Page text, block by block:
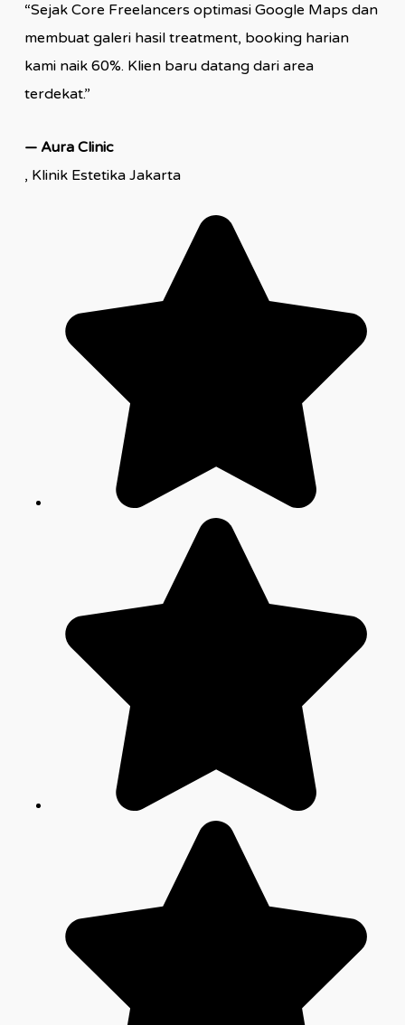
“Sejak Core Freelancers optimasi Google Maps dan
membuat galeri hasil treatment, booking harian
kami naik 60%. Klien baru datang dari area
terdekat.”
— Aura Clinic
, Klinik Estetika Jakarta